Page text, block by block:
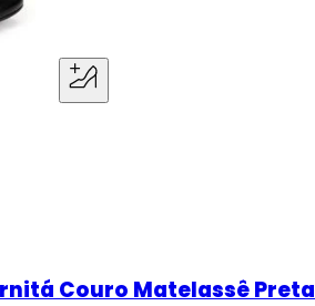
Couro Matelassê Preta